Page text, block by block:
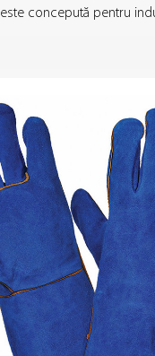
concepută pentru